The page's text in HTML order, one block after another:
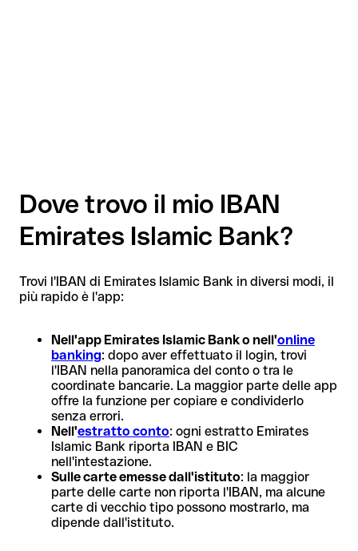
Dove trovo il mio IBAN
Emirates Islamic Bank?
Trovi l'IBAN di Emirates Islamic Bank in diversi modi, il
più rapido è l'app:
Nell'app Emirates Islamic Bank o nell'online
banking: dopo aver effettuato il login, trovi
l'IBAN nella panoramica del conto o tra le
coordinate bancarie. La maggior parte delle app
offre la funzione per copiare e condividerlo
senza errori.
Nell'estratto conto: ogni estratto Emirates
Islamic Bank riporta IBAN e BIC
nell'intestazione.
Sulle carte emesse dall'istituto: la maggior
parte delle carte non riporta l'IBAN, ma alcune
carte di vecchio tipo possono mostrarlo, ma
dipende dall'istituto.